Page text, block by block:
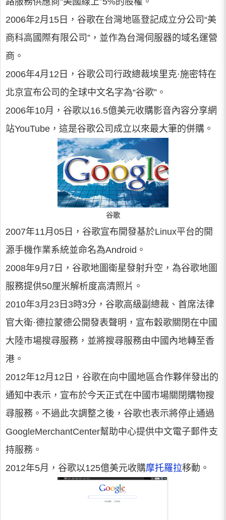
2006年2月15日，谷歌在台灣地區登記成立分公司“美
商科高國際有限公司”，並作為台灣伺服器的域名運營
商。
2006年4月12日，谷歌公司行政總裁埃里克·施密特在
北京宣布公司的全球中文名字為“谷歌”。
2006年10月，谷歌以16.5億美元收購影音內容分享網
站YouTube，這是谷歌公司成立以來最大筆的併購。
谷歌
2007年11月05日，谷歌宣布開發基於Linux平台的開
源手機作業系統並命名為Android。
2008年9月7日，谷歌地圖衛星發射升空，為谷歌地圖
服務提供50厘米解析度高清照片。
2010年3月23日3時3分，谷歌高級副總裁、首席法律
官大衛·德拉蒙德公開發表聲明，宣布穀歌關閉在中國
大陸市場搜尋服務，並將搜尋服務由中國內地轉至香
港。
2012年12月12日，谷歌在向中國地區合作夥伴發出的
通知中表示，宣布於今天正式在中國市場關閉購物搜
尋服務。不過此次調整之後，谷歌也表示將停止通過
GoogleMerchantCenter幫助中心提供中文電子郵件支
持服務。
2012年5月，谷歌以125億美元收購摩托羅拉移動。